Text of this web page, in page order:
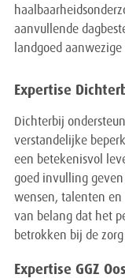
aanvullende
landgoed
Expertise
Dichterbij
verstandelijke
een betekenisvol
goed invulling
wensen, talenten
van belang dat het
betrokken bij de
Expertise GGZ